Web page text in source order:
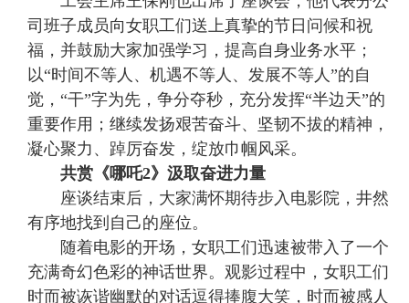
司班子成员向女职工们送上真挚的节日问候和祝
福，并鼓励大家加强学习，提高自身业务水平；
以“时间不等人、机遇不等人、发展不等人”的自
觉，“干”字为先，争分夺秒，充分发挥“半边天”的
重要作用；继续发扬艰苦奋斗、坚韧不拔的精神，
凝心聚力、踔厉奋发，绽放巾帼风采。
共赏《哪吒2》汲取奋进力量
座谈结束后，大家满怀期待步入电影院，井然
有序地找到自己的座位。
随着电影的开场，女职工们迅速被带入了一个
充满奇幻色彩的神话世界。观影过程中，女职工们
时而被诙谐幽默的对话逗得捧腹大笑，时而被感人